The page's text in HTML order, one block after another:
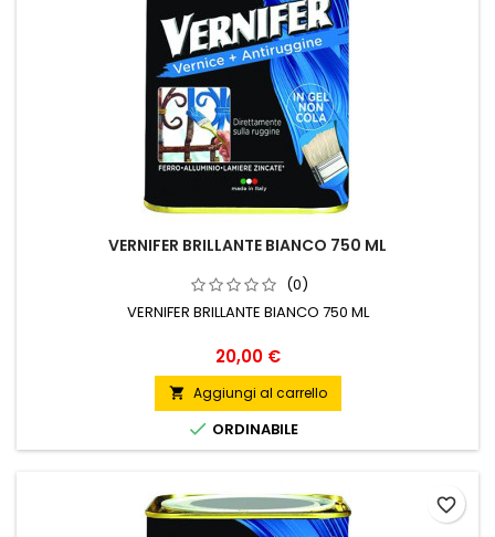
VERNIFER BRILLANTE BIANCO 750 ML
(0)
VERNIFER BRILLANTE BIANCO 750 ML
Prezzo
20,00 €
 Aggiungi al carrello
 ORDINABILE
favorite_border